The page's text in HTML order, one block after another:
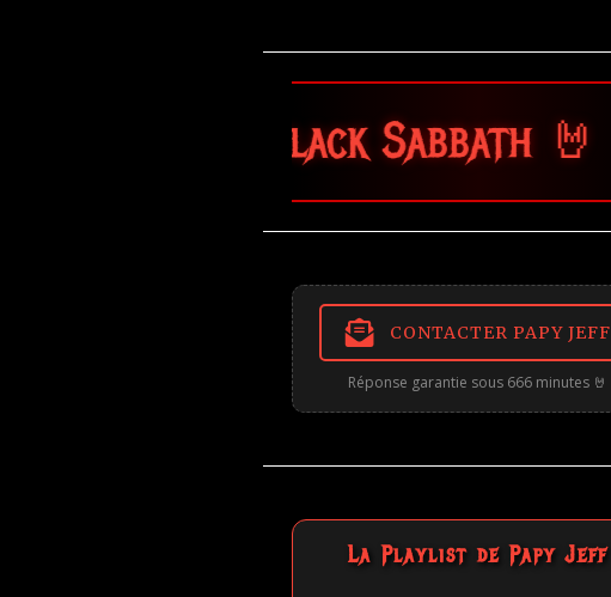
🤘 Black Sabbath 🤘
CONTACTER PAPY JEFF
Réponse garantie sous 666 minutes 🤘
La Playlist de Papy Jeff